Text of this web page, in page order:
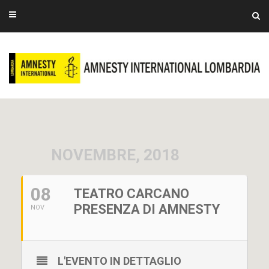
NOVEMBRE, 2018
08
NOV
TEATRO CARCANO
PRESENZA DI AMNESTY
L'EVENTO IN DETTAGLIO